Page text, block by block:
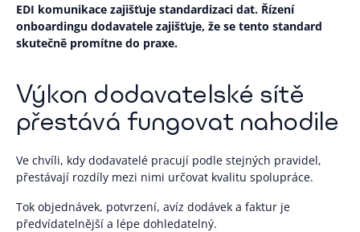
EDI komunikace zajišťuje standardizaci dat. Řízení
onboardingu dodavatele zajišťuje, že se tento standard
skutečně promítne do praxe.
Výkon dodavatelské sítě
přestává fungovat nahodile
Ve chvíli, kdy dodavatelé pracují podle stejných pravidel,
přestávají rozdíly mezi nimi určovat kvalitu spolupráce.
Tok objednávek, potvrzení, avíz dodávek a faktur je
předvídatelnější a lépe dohledatelný.